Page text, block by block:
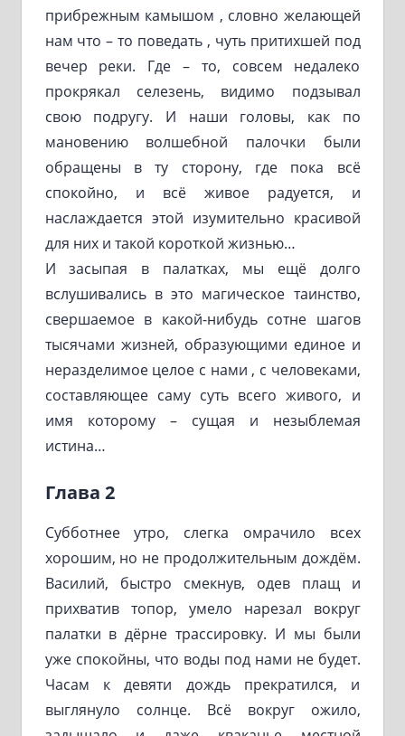
прибрежным камышом , словно желающей
нам что – то поведать , чуть притихшей под
вечер реки. Где – то, совсем недалеко
прокрякал селезень, видимо подзывал
свою подругу. И наши головы, как по
мановению волшебной палочки были
обращены в ту сторону, где пока всё
спокойно, и всё живое радуется, и
наслаждается этой изумительно красивой
для них и такой короткой жизнью…
И засыпая в палатках, мы ещё долго
вслушивались в это магическое таинство,
свершаемое в какой-нибудь сотне шагов
тысячами жизней, образующими единое и
неразделимое целое с нами , с человеками,
составляющее саму суть всего живого, и
имя которому – сущая и незыблемая
истина…
Глава 2
Субботнее утро, слегка омрачило всех
хорошим, но не продолжительным дождём.
Василий, быстро смекнув, одев плащ и
прихватив топор, умело нарезал вокруг
палатки в дёрне трассировку. И мы были
уже спокойны, что воды под нами не будет.
Часам к девяти дождь прекратился, и
выглянуло солнце. Всё вокруг ожило,